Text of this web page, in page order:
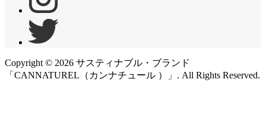
Copyright © 2026 サスティナブル・ブランド
「CANNATUREL（カンナチュール ）」. All Rights Reserved.